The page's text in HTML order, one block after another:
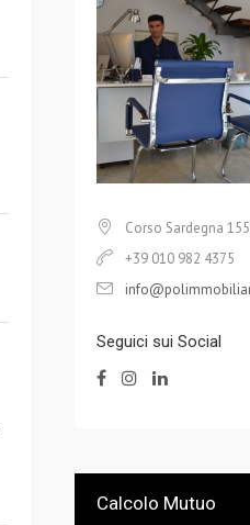
Corso Sardegna
+39 010 982 4375
Seguici sui Social
Calcolo Mutuo